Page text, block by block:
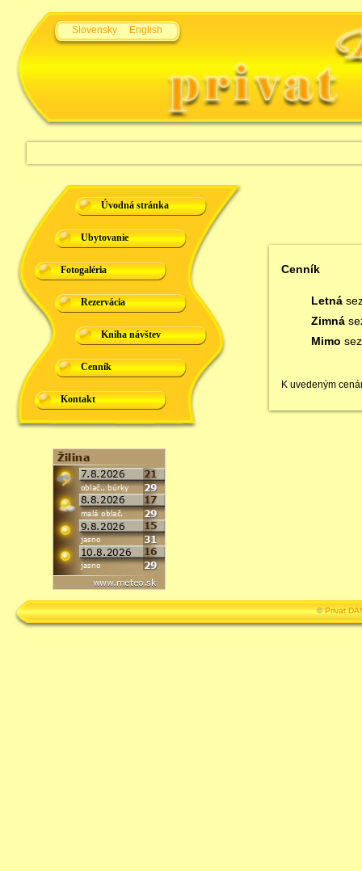
Slovensky English
Úvodná stránka
Ubytovanie
Fotogaléria
Rezervácia
Kniha návštev
Cenník
Kontakt
Cenník
Letná
Zimná
Mimo
K uvedeným
©Privat